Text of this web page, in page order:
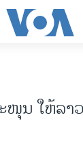
ສະຫະລັດ 2024
ນ ໃຫ້ລາ